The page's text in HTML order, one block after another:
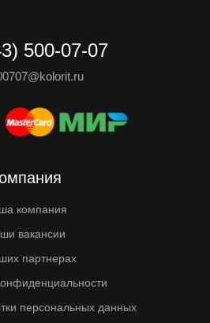
500-07-07
компания
вакансии
партнерах
персональных данных